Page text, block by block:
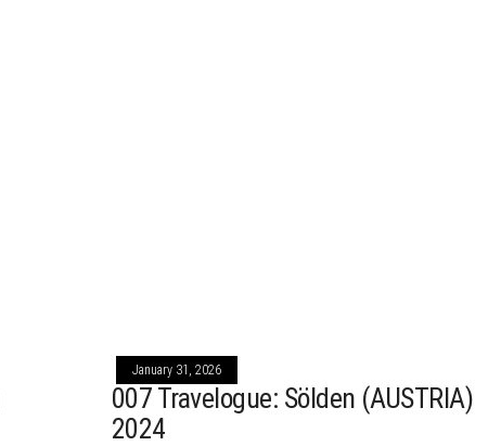
January 31, 2026
007 Travelogue: Sölden (AUSTRIA)
2024